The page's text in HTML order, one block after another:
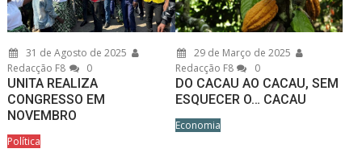
31 de Agosto de 2025
Redacção F8
0
UNITA REALIZA
CONGRESSO EM
NOVEMBRO
Política
29 de Março de 2025
Redacção F8
0
DO CACAU AO CACAU, SEM
ESQUECER O… CACAU
Economia